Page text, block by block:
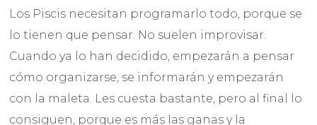
Los Piscis necesitan programarlo todo, porque se
lo tienen que pensar. No suelen improvisar.
Cuando ya lo han decidido, empezarán a pensar
cómo organizarse, se informarán y empezarán
con la maleta. Les cuesta bastante, pero al final lo
consiguen, porque es más las ganas y la